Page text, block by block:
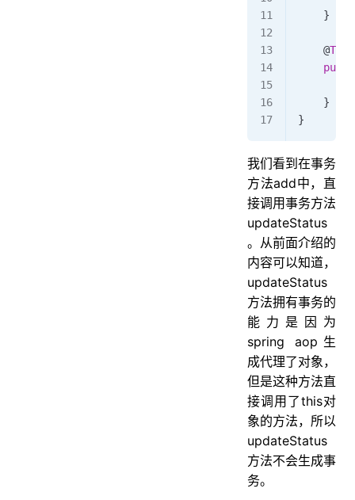
    }
    @
    }
}
我们看到在事务
方法add中，直
接调用事务方法
updateStatus
。从前面介绍的
内容可以知道，
updateStatus
方法拥有事务的
能力是因为
spring aop生
成代理了对象，
但是这种方法直
接调用了this对
象的方法，所以
updateStatus
方法不会生成事
务。